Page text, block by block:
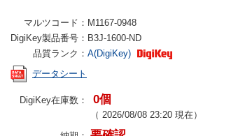
マルツコード： M1167-0948
DigiKey製品番号： B3J-1600-ND
品質ランク： A(DigiKey)
データシート
DigiKey在庫数： 0個
（ 2026/08/08 23:20 現在）